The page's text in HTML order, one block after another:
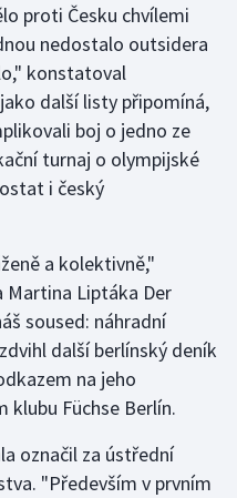
proti Česku chvílemi
nedostalo outsidera
konstatoval
další listy připomíná,
boj o jedno ze
turnaj o olympijské
i český
a kolektivně,"
Liptáka Der
soused: náhradní
další berlínský deník
na jeho
klubu Füchse Berlín.
označil za ústřední
"Především v prvním